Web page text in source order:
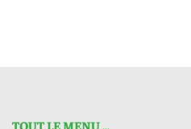
TOUT LE MENU ...